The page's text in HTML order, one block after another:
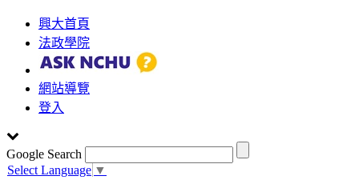
興大首頁
法政學院
網站導覽
登入
Google Search
Select Language ▼